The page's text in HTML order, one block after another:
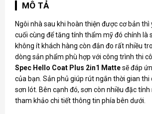
MÔ TẢ
Ngôi nhà sau khi hoàn thiện được cơ bản thì
cuối cùng để tăng tính thẩm mỹ đó chính là
không ít khách hàng còn đắn đo rất nhiều
dòng sản phẩm phù hợp với công trình thi
SpecHello Coat Plus 2in1 Mattesẽ đáp
của bạn. Sản phủ giúp rút ngắn thời gian thi
sơn lót. Bên cạnh đó, sơn còn nhiều đặc
tham khảo chi tiết thông tin phía bên dưới.